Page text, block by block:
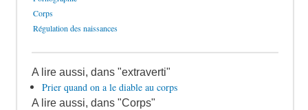
Corps
Régulation des naissances
A lire aussi, dans "extraverti"
Prier quand on a le diable au corps
A lire aussi, dans "Corps"